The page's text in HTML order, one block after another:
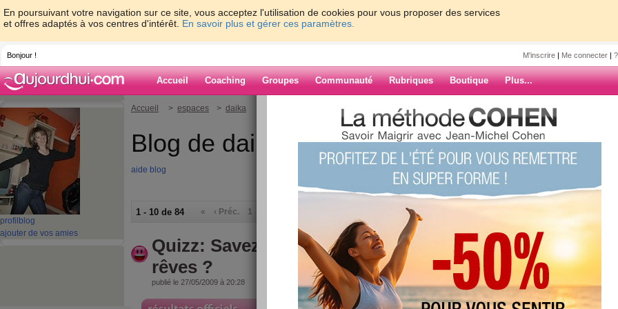
En poursuivant votre navigation sur ce site, vous acceptez l'utilisation de cookies pour vous proposer des services
et offres adaptés à vos centres d'intérêt. En savoir plus et gérer ces paramètres.
Bonjour ! M'inscrire | Me connecter |
Accueil Coaching Groupes Communauté Rubriques Boutique Plus...
profil blog
ajouter de vos amies
Accueil > espaces > daika
Blog de daika
aide blog
1 - 10 de 84 « ‹ Préc. 1 »
Quizz: Savez-vous interpréter vos
rêves ?
publié le 27/05/2009 à 20:28 ARCHIVES